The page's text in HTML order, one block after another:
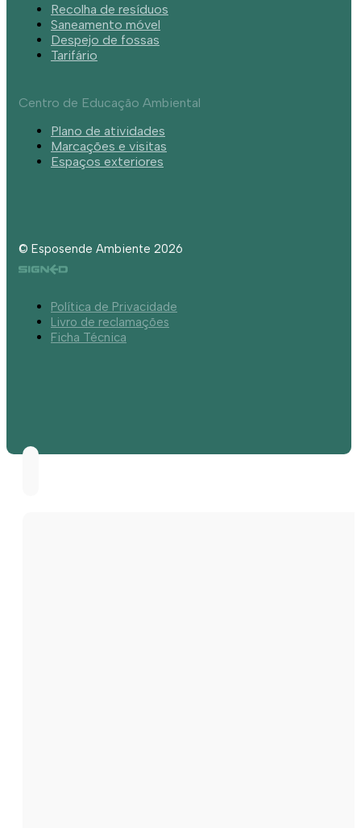
Recolha de resíduos
Saneamento móvel
Despejo de fossas
Tarifário
Centro de Educação Ambiental
Plano de atividades
Marcações e visitas
Espaços exteriores
© Esposende Ambiente 2026
Política de Privacidade
Livro de reclamações
Ficha Técnica